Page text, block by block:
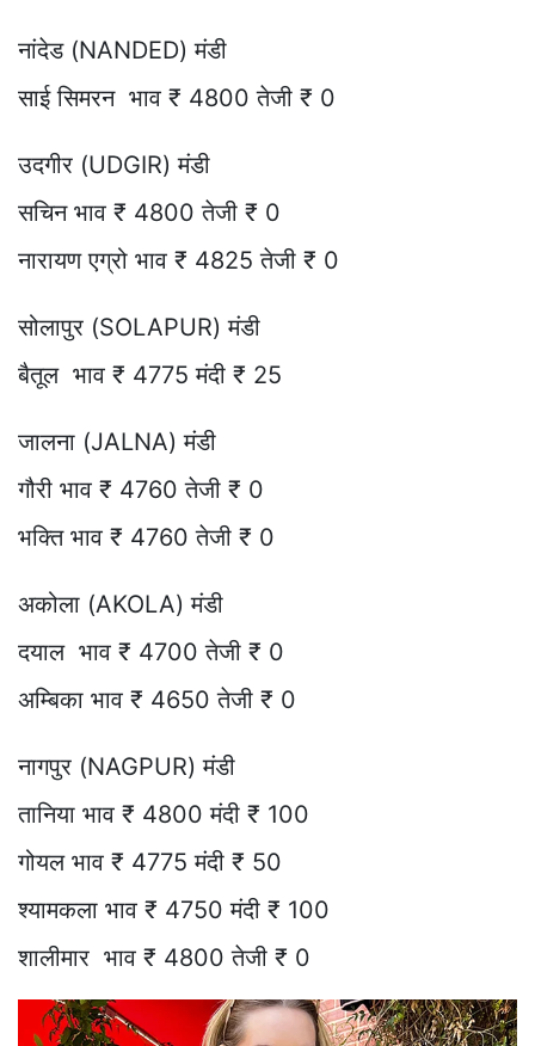
नांदेड (NANDED) मंडी
साई सिमरन भाव ₹ 4800 तेजी ₹ 0
उदगीर (UDGIR) मंडी
सचिन भाव ₹ 4800 तेजी ₹ 0
नारायण एग्रो भाव ₹ 4825 तेजी ₹ 0
सोलापुर (SOLAPUR) मंडी
बैतूल भाव ₹ 4775 मंदी ₹ 25
जालना (JALNA) मंडी
गौरी भाव ₹ 4760 तेजी ₹ 0
भक्ति भाव ₹ 4760 तेजी ₹ 0
अकोला (AKOLA) मंडी
दयाल भाव ₹ 4700 तेजी ₹ 0
अम्बिका भाव ₹ 4650 तेजी ₹ 0
नागपुर (NAGPUR) मंडी
तानिया भाव ₹ 4800 मंदी ₹ 100
गोयल भाव ₹ 4775 मंदी ₹ 50
श्यामकला भाव ₹ 4750 मंदी ₹ 100
शालीमार भाव ₹ 4800 तेजी ₹ 0